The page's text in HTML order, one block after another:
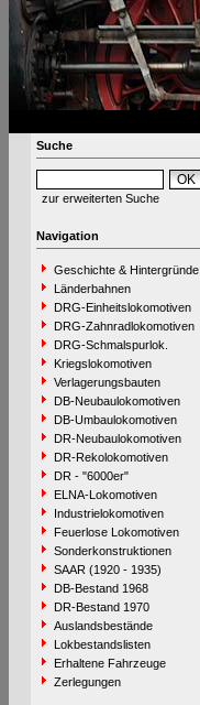
Suche
zur erweiterten Suche
Navigation
Geschichte & Hintergründe
Länderbahnen
DRG-Einheitslokomotiven
DRG-Zahnradlokomotiven
DRG-Schmalspurlok.
Kriegslokomotiven
Verlagerungsbauten
DB-Neubaulokomotiven
DB-Umbaulokomotiven
DR-Neubaulokomotiven
DR-Rekolokomotiven
DR - "6000er"
ELNA-Lokomotiven
Industrielokomotiven
Feuerlose Lokomotiven
Sonderkonstruktionen
SAAR (1920 - 1935)
DB-Bestand 1968
DR-Bestand 1970
Auslandsbestände
Lokbestandslisten
Erhaltene Fahrzeuge
Zerlegungen